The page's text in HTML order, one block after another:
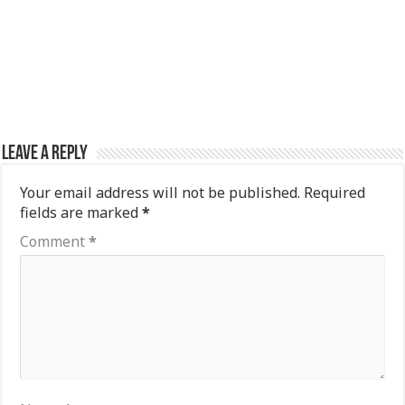
Leave a Reply
Your email address will not be published. Required
fields are marked*
Comment*